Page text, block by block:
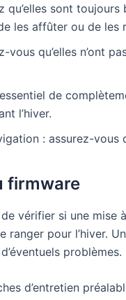
qu’elles sont
les affûter ou de les
vous qu’elles n’ont
de
l’hiver.
: assurez-
firmware
vérifier si une
ranger pour l’hiver.
problèmes.
d’entretien